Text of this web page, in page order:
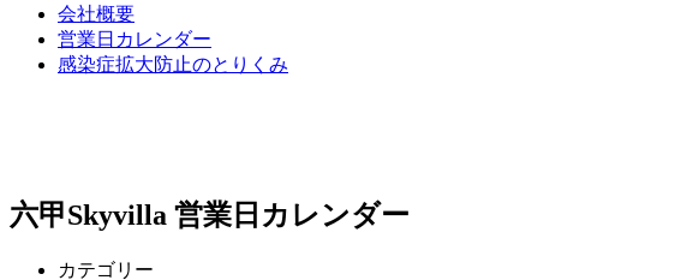
会社概要
営業日カレンダー
感染症拡大防止のとりくみ
六甲Skyvilla 営業日カレンダー
カテゴリー